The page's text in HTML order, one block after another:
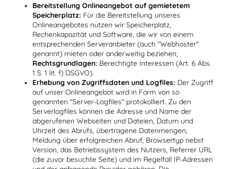
Bereitstellung Onlineangebot auf gemietetem
Speicherplatz: Für die Bereitstellung unseres
Onlineangebotes nutzen wir Speicherplatz,
Rechenkapazität und Software, die wir von einem
entsprechenden Serveranbieter (auch "Webhoster"
genannt) mieten oder anderweitig beziehen;
Rechtsgrundlagen: Berechtigte Interessen (Art. 6 Abs.
1 S. 1 lit. f) DSGVO).
Erhebung von Zugriffsdaten und Logfiles: Der Zugriff
auf unser Onlineangebot wird in Form von so
genannten "Server-Logfiles" protokolliert. Zu den
Serverlogfiles können die Adresse und Name der
abgerufenen Webseiten und Dateien, Datum und
Uhrzeit des Abrufs, übertragene Datenmengen,
Meldung über erfolgreichen Abruf, Browsertyp nebst
Version, das Betriebssystem des Nutzers, Referrer URL
(die zuvor besuchte Seite) und im Regelfall IP-Adressen